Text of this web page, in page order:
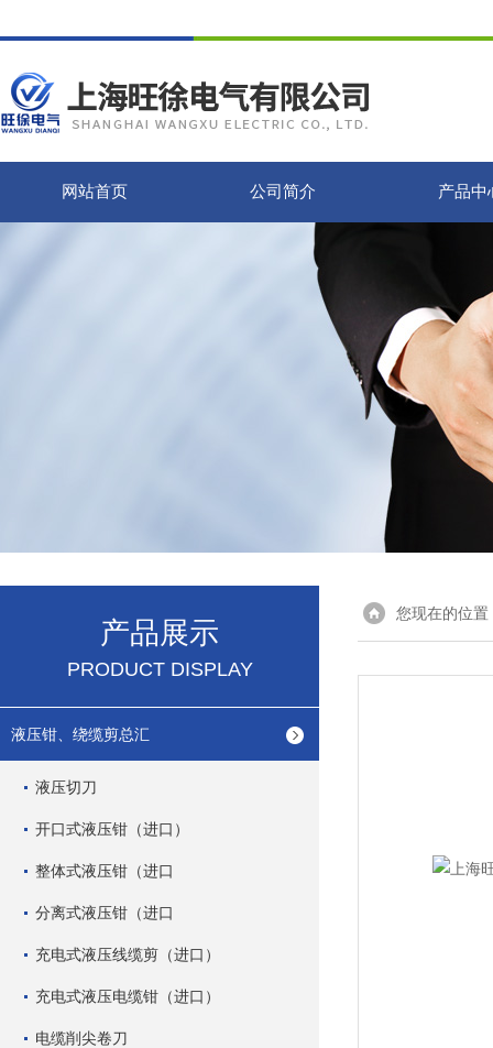
网站首页 公司简介 产品中
产品展示
PRODUCT DISPLAY
液压钳、绕缆剪总汇
液压切刀
开口式液压钳（进口）
整体式液压钳（进口
分离式液压钳（进口
充电式液压线缆剪（进口）
充电式液压电缆钳（进口）
电缆削尖卷刀
您现在的位置